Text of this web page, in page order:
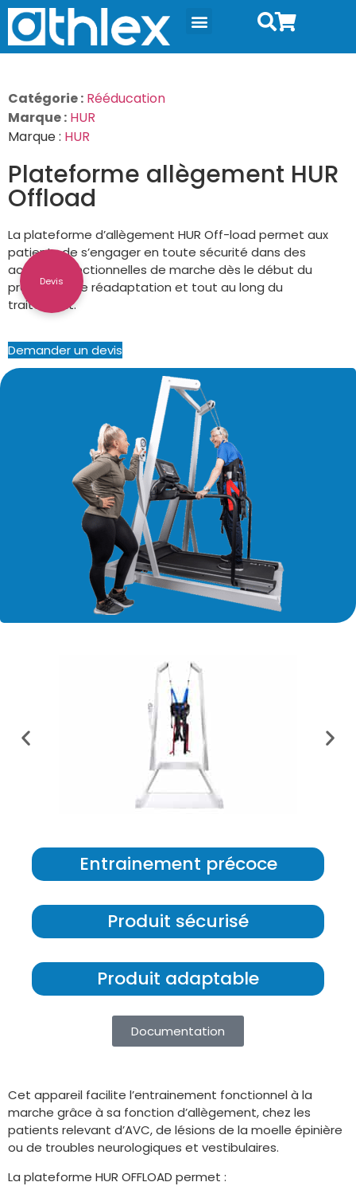
Catégorie : Rééducation
Marque : HUR
Marque : HUR
Plateforme allègement HUR
Offload
La plateforme d’allègement HUR Off-load permet aux
patients de s’engager en toute sécurité dans des
activités fonctionnelles de marche dès le début du
processus de réadaptation et tout au long du
traitement.
Demander un devis
Entrainement précoce
Produit sécurisé
Produit adaptable
Documentation
Cet appareil facilite l’entrainement fonctionnel à la
marche grâce à sa fonction d’allègement, chez les
patients relevant d’AVC, de lésions de la moelle épinière
ou de troubles neurologiques et vestibulaires.
La plateforme HUR OFFLOAD permet :
Devis